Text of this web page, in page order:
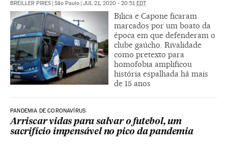
BREILLER PIRES | São Paulo | JUL 21, 2020 - 20:51EDT
Bilica e Capone ficaram
marcados por um boato da
época em que defenderam o
clube gaúcho. Rivalidade
como pretexto para
homofobia amplificou
história espalhada há mais
de 15 anos
PANDEMIA DE CORONAVÍRUS
Arriscar vidas para salvar o futebol, um
sacrifício impensável no pico da pandemia